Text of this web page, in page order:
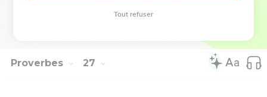
Proverbes 27
Tout refuser